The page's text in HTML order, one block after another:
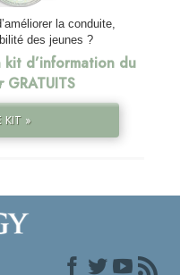
la conduite,
des jeunes ?
d’information du
GRATUITS
KIT »